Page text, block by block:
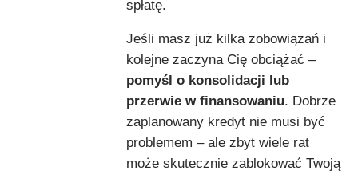
spłatę.
Jeśli masz już kilka zobowiązań i
kolejne zaczyna Cię obciążać –
pomyśl o konsolidacji lub
przerwie w finansowaniu. Dobrze
zaplanowany kredyt nie musi być
problemem – ale zbyt wiele rat
może skutecznie zablokować Twoją